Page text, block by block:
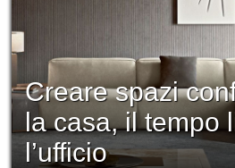
Creare spazi
la casa, il tempo
l’ufficio